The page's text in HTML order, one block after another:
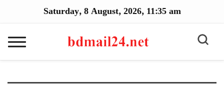
Saturday, 8 August, 2026, 11:35 am